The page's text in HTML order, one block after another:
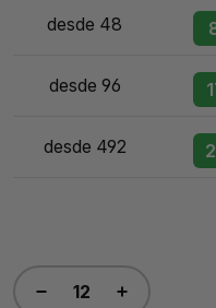
desde 48
desde 96
desde 492